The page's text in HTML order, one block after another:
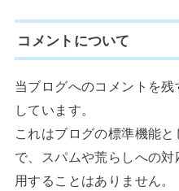
コメントについて
当ブログへのコメントを
しています。
これはブログの標準機能
で、スパムや荒らしへの
用することはありません。